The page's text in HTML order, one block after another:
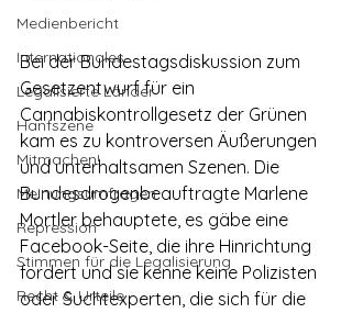
Medienbericht
Internationales
Legalisierte Länder
Hanfszene
Mitmachen!
Meinungsumfragen
Repression
Stimmen für die Legalisierung
Recht & Urteile
Bei der Bundestagsdiskussion zum
Gesetzentwurf für ein
Cannabiskontrollgesetz der Grünen
kam es zu kontroversen Äußerungen
und unterhaltsamen Szenen. Die
Bundesdrogenbeauftragte Marlene
Mortler behauptete, es gäbe eine
Facebook-Seite, die ihre Hinrichtung
fordert und sie kenne keine Polizisten
oder Suchtexperten, die sich für die